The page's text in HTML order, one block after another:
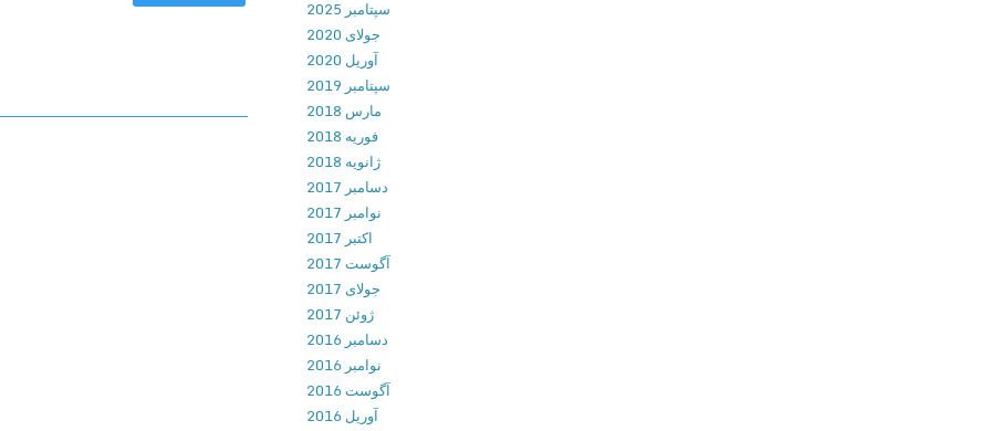
سپتامبر 2025
جولای 2020
آوریل 2020
سپتامبر 2019
مارس 2018
فوریه 2018
ژانویه 2018
دسامبر 2017
نوامبر 2017
اکتبر 2017
آگوست 2017
جولای 2017
ژوئن 2017
دسامبر 2016
نوامبر 2016
آگوست 2016
آوریل 2016